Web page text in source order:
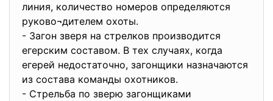
линия, количество номеров определяются
руково¬дителем охоты.
- Загон зверя на стрелков производится
егерским составом. В тех случаях, когда
егерей недостаточно, загонщики назначаются
из состава команды охотников.
- Стрельба по зверю загонщиками